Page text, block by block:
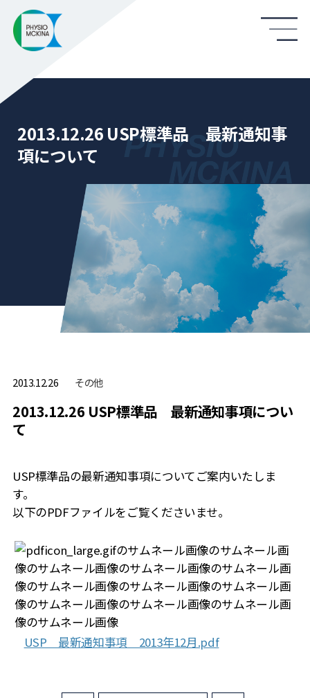
2013.12.26 USP標準品 最新通知事
項について
2013.12.26 その他
2013.12.26 USP標準品 最新通知事項につい
て
USP標準品の最新通知事項についてご案内いたしま
す。
以下のPDFファイルをご覧くださいませ。
USP 最新通知事項 2013年12月.pdf